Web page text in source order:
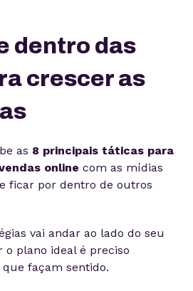
dentro das
crescer as
as 8 principais táticas para
online com as mídias
ficar por dentro de outros
vai andar ao lado do seu
o plano ideal é preciso
façam sentido.